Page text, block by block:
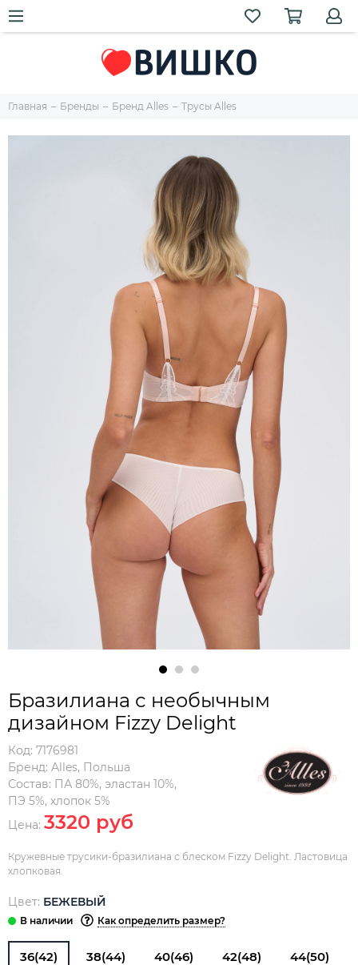
Главная Бренды Бренд Alles Трусы Alles
Бразилиана с необычным
дизайном Fizzy Delight
Код: 7176981
Бренд: Alles, Польша
Состав: ПА 80%, эластан 10%,
ПЭ 5%, хлопок 5%
Цена: 3320 руб
Кружевные трусики-бразилиана с блеском Fizzy Delight. Ластовица
хлопковая.
Цвет: БЕЖЕВЫЙ
Как определить размер?
36(42) 38(44) 40(46) 42(48) 44(50)